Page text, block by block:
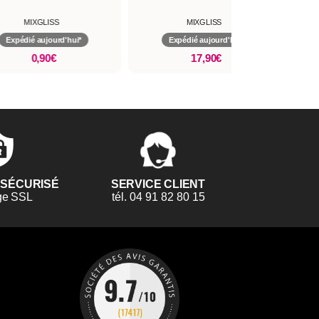
MIXGLISS
Expédié aujourd'hui*
17,90€
MIXGLISS
Expédié aujourd'hui*
0,90€
SSL
SERVICE CLIENT
tél. 04 91 82 80 15